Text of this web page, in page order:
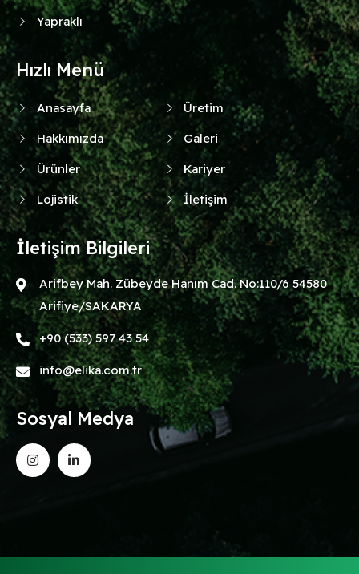
Yapraklı
Hızlı Menü
Anasayfa
Hakkımızda
Ürünler
Lojistik
Üretim
Galeri
Kariyer
İletişim
İletişim Bilgileri
Arifbey Mah. Zübeyde Hanım Cad. No:110/6 54580
Arifiye/SAKARYA
+90 (533) 597 43 54
info@elika.com.tr
Sosyal Medya